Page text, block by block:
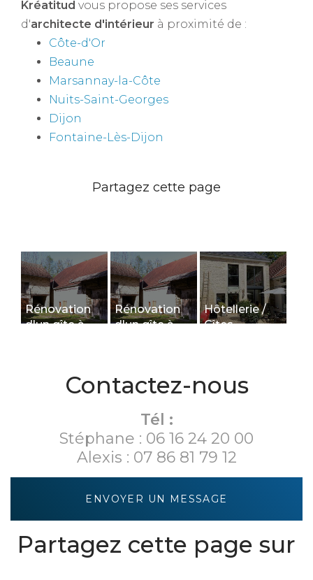
Kréatitud vous propose ses services
d'architecte d'intérieur à proximité de :
Côte-d'Or
Beaune
Marsannay-la-Côte
Nuits-Saint-Georges
Dijon
Fontaine-Lès-Dijon
Rénovation
d'un gîte à
- L'ECURIE
Rénovation
d'un gîte à
- LA GRANGE
Hôtellerie /
Gîtes
Contactez-nous
Tél :
Stéphane : 06 16 24 20 00
Alexis : 07 86 81 79 12
ENVOYER UN MESSAGE
Partagez cette page sur